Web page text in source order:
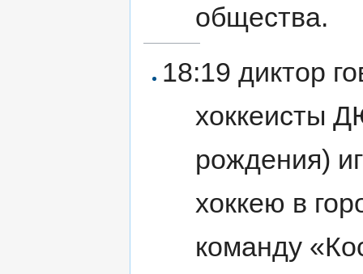
общества.
18:19 диктор
хоккеисты
рождения)
хоккею в
команду